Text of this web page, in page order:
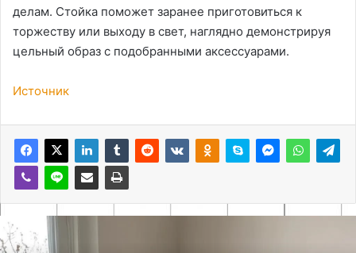
делам. Стойка поможет заранее приготовиться к
торжеству или выходу в свет, наглядно демонстрируя
цельный образ с подобранными аксессуарами.
Источник